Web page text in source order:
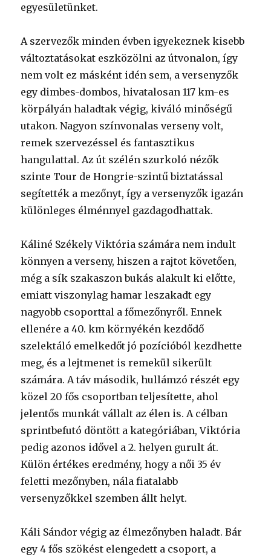
egyesületünket.
A szervezők minden évben igyekeznek kisebb
változtatásokat eszközölni az útvonalon, így
nem volt ez másként idén sem, a versenyzők
egy dimbes-dombos, hivatalosan 117 km-es
körpályán haladtak végig, kiváló minőségű
utakon. Nagyon színvonalas verseny volt,
remek szervezéssel és fantasztikus
hangulattal. Az út szélén szurkoló nézők
szinte Tour de Hongrie-szintű biztatással
segítették a mezőnyt, így a versenyzők igazán
különleges élménnyel gazdagodhattak.
Káliné Székely Viktória számára nem indult
könnyen a verseny, hiszen a rajtot követően,
még a sík szakaszon bukás alakult ki előtte,
emiatt viszonylag hamar leszakadt egy
nagyobb csoporttal a főmezőnyről. Ennek
ellenére a 40. km környékén kezdődő
szelektáló emelkedőt jó pozícióból kezdhette
meg, és a lejtmenet is remekül sikerült
számára. A táv második, hullámzó részét egy
közel 20 fős csoportban teljesítette, ahol
jelentős munkát vállalt az élen is. A célban
sprintbefutó döntött a kategóriában, Viktória
pedig azonos idővel a 2. helyen gurult át.
Külön értékes eredmény, hogy a női 35 év
feletti mezőnyben, nála fiatalabb
versenyzőkkel szemben állt helyt.
Káli Sándor végig az élmezőnyben haladt. Bár
egy 4 fős szökést elengedett a csoport, a